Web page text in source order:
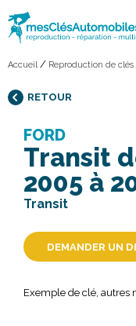
Accueil / Reproduction de
RETOUR
FORD
Transit
2005 à
Transit
DEMANDER UN
Exemple de clé, autres